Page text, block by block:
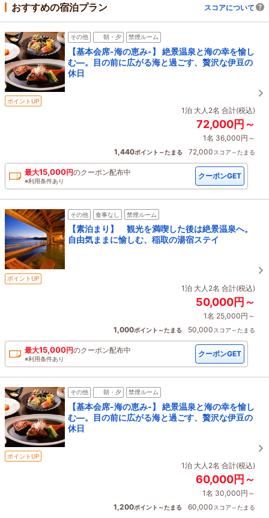
おすすめの宿泊プラン スコアについて
その他 朝・夕 禁煙ルーム
【基本会席-海の恵み-】 絶景温泉と海の幸を愉し
む―。目の前に広がる海と過ごす、贅沢な伊豆の
休日
ポイントUP
1泊 大人2名 合計(税込)
72,000円～
1名 36,000円～
1,440ポイント～たまる 72,000スコア～たまる
最大15,000円のクーポン配布中
※利用条件あり
クーポンGET
その他 食事なし 禁煙ルーム
【素泊まり】 観光を満喫した後は絶景温泉へ。
自由気ままに愉しむ、稲取の湯宿ステイ
ポイントUP
1泊 大人2名 合計(税込)
50,000円～
1名 25,000円～
1,000ポイント～たまる 50,000スコア～たまる
最大15,000円のクーポン配布中
※利用条件あり
クーポンGET
その他 朝・夕 禁煙ルーム
【基本会席-海の恵み-】 絶景温泉と海の幸を愉し
む―。目の前に広がる海と過ごす、贅沢な伊豆の
休日
ポイントUP
1泊 大人2名 合計(税込)
60,000円～
1名 30,000円～
1,200ポイント～たまる 60,000スコア～たまる